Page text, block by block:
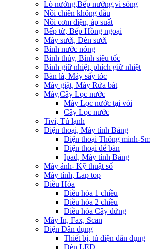
Lò nướng,Bếp nướng,vi sóng
Nồi chiên không dầu
Nồi cơm điện, áp suất
Bếp từ, Bếp Hồng ngoại
Máy sưởi, Đèn sưởi
Bình nước nóng
Bình thủy, Bình siêu tốc
Bình giữ nhiệt, phích giữ nhiệt
Bàn là, Máy sấy tóc
Máy giặt, Máy Rửa bát
Máy,Cây Lọc nước
Máy Lọc nước tại vòi
Cây Lọc nước
Tivi, Tủ lạnh
Điện thoại, Máy tính Bảng
Điện thoại Thông minh-
Điện thoại để bàn
Ipad, Máy tính Bảng
Máy ảnh- Kỹ thuật số
Máy tính, Lap top
Điều Hòa
Điều hòa 1 chiều
Điều hòa 2 chiều
Điều hòa Cây đứng
Máy In, Fax, Scan
Điện Dân dụng
Thiết bị, tủ điện dân dụng
Đèn LED